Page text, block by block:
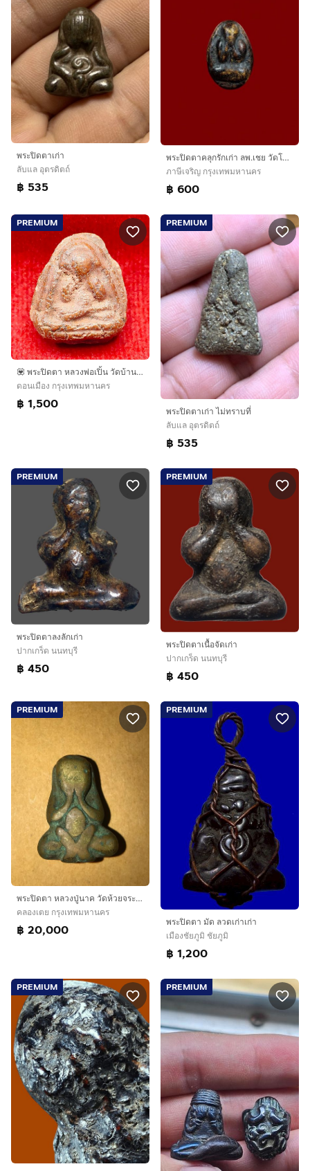
พระปิดตาเก่า
ลับแล อุตรดิตถ์
฿ 535
พระปิดตาคลุกรักเก่า ลพ.เชย วัดโพธิ์ทอง
ภาษีเจริญ กรุงเทพมหานคร
฿ 600
PREMIUM
💟 พระปิดตา หลวงพ่อเปิ้น วัดบ้านเก่า ชลบุรี
ดอนเมือง กรุงเทพมหานคร
฿ 1,500
PREMIUM
พระปิดตาเก่า ไม่ทราบที่
ลับแล อุตรดิตถ์
฿ 535
PREMIUM
พระปิดตาลงลักเก่า
ปากเกร็ด นนทบุรี
฿ 450
PREMIUM
พระปิดตาเนื้อจัดเก่า
ปากเกร็ด นนทบุรี
฿ 450
PREMIUM
พระปิดตา หลวงปู่นาค วัดห้วยจระเข้ พิมพ์พุงป่อง เนื้อทองผสม มีอักขระยันต์ข้างองค์พระ คมชัด สภาพใช้ เก่า เดิมๆ แท้ หายากมากๆ พระปิดตาหล
คลองเตย กรุงเทพมหานคร
฿ 20,000
PREMIUM
พระปิดตา มัด ลวดเก่าเก่า
เมืองชัยภูมิ ชัยภูมิ
฿ 1,200
PREMIUM PREMIUM